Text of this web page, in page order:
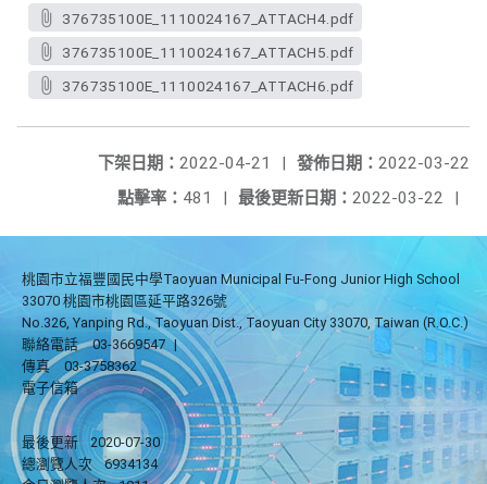
376735100E_1110024167_ATTACH4.pdf
376735100E_1110024167_ATTACH5.pdf
376735100E_1110024167_ATTACH6.pdf
發佈日期： 2022-03-22
下架日期： 2022-04-21
|
最後更新日期： 2022-03-22 |
點擊率： 481 |
桃園市立福豐國民中學Taoyuan Municipal Fu-Fong Junior High School
33070 桃園市桃園區延平路326號
No.326, Yanping Rd., Taoyuan Dist., Taoyuan City 33070, Taiwan (R.O.C.)
聯絡電話
03-3669547 |
傳真
03-3758362
電子信箱
最後更新
2020-07-30
總瀏覽人次
6934134